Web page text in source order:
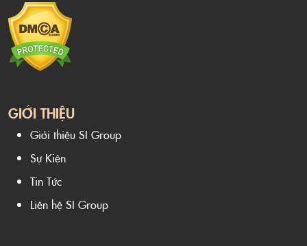
GIỚI THIỆU
Giới thiệu SI Group
Sự Kiện
Tin Tức
Liên hệ SI Group